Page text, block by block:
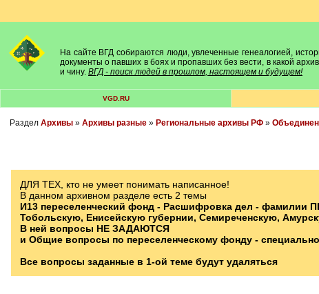
На сайте ВГД собираются люди, увлеченные генеалогией,
документы о павших в боях и пропавших без вести, в какой
и чину. ВГД - поиск людей в прошлом, настоящем и будущем!
VGD.RU
Раздел Архивы» Архивы разные» Региональные архивы РФ»
ДЛЯ ТЕХ, кто не умеет понимать написанное!
В данном архивном разделе есть 2 темы
И13 переселенческий фонд - Расшифровка дел - фамилии
Тобольскую, Енисейскую губернии, Семиреченскую,
В ней вопросы НЕ ЗАДАЮТСЯ
и Общие вопросы по переселенческому фонду -
Все вопросы заданные в 1-ой теме будут удаляться